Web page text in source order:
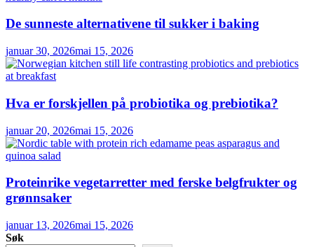
De sunneste alternativene til sukker i baking
januar 30, 2026mai 15, 2026
Hva er forskjellen på probiotika og prebiotika?
januar 20, 2026mai 15, 2026
Proteinrike vegetarretter med ferske belgfrukter og
grønnsaker
januar 13, 2026mai 15, 2026
Søk